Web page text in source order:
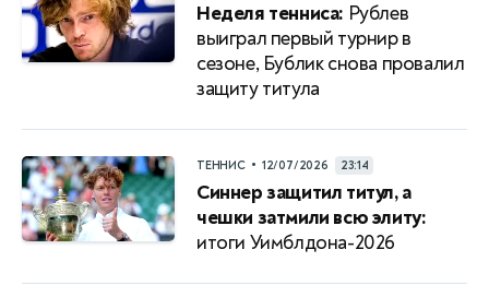
Неделя тенниса: Рублев
выиграл первый турнир в
сезоне, Бублик снова провалил
защиту титула
ТЕННИС • 12/07/2026 23:14
Синнер защитил титул, а
чешки затмили всю элиту:
итоги Уимблдона-2026